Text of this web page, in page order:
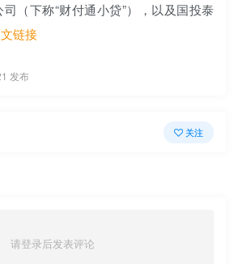
（下称“财付通小贷”），以及国投泰
链接
发布
关注
请登录后发表评论